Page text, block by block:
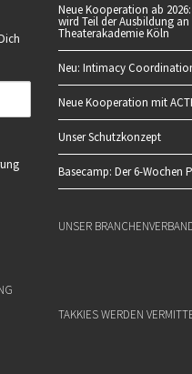
Neue Kooperation ab
wird Teil der Ausbildung an
Theaterakademie Köln
Neu: Intimacy
Neue Kooperation mit
Unser Schutzkonzept
Basecamp: Der 6-Wochen
UNSER
TAKKIES WERDEN